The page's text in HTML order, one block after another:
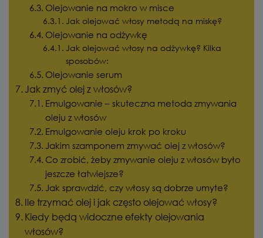
Olejowanie na mokro w misce
Jak olejować włosy metodą na miskę?
Olejowanie na odżywkę
Jak olejować włosy na odżywkę? Kilka
sposobów:
Olejowanie serum
Jak zmyć olej z włosów?
Emulgowanie – skuteczna metoda zmywania
oleju z włosów
Emulgowanie oleju krok po kroku
Jakim szamponem zmywać olej z włosów?
Co zrobić, żeby zmywanie oleju z włosów było
jeszcze łatwiejsze?
Jak sprawdzić, czy włosy są dobrze umyte?
Ile trzymać olej i jak często olejować włosy?
Kiedy będą widoczne efekty olejowania
włosów?